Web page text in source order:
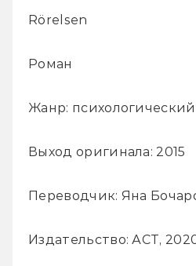
Rörelsen
Роман
Жанр:
Выход оригинала: 2015
Переводчик: Яна
Издательство: АСТ,